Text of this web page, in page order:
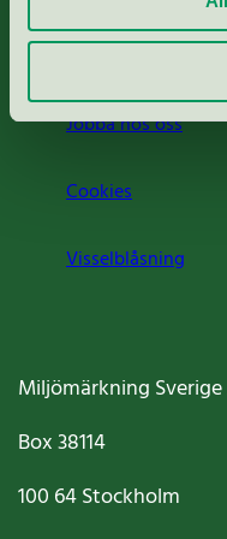
Jobba hos oss
Cookies
Visselblåsning
Miljömärkning
Box38114
100 64Stockholm